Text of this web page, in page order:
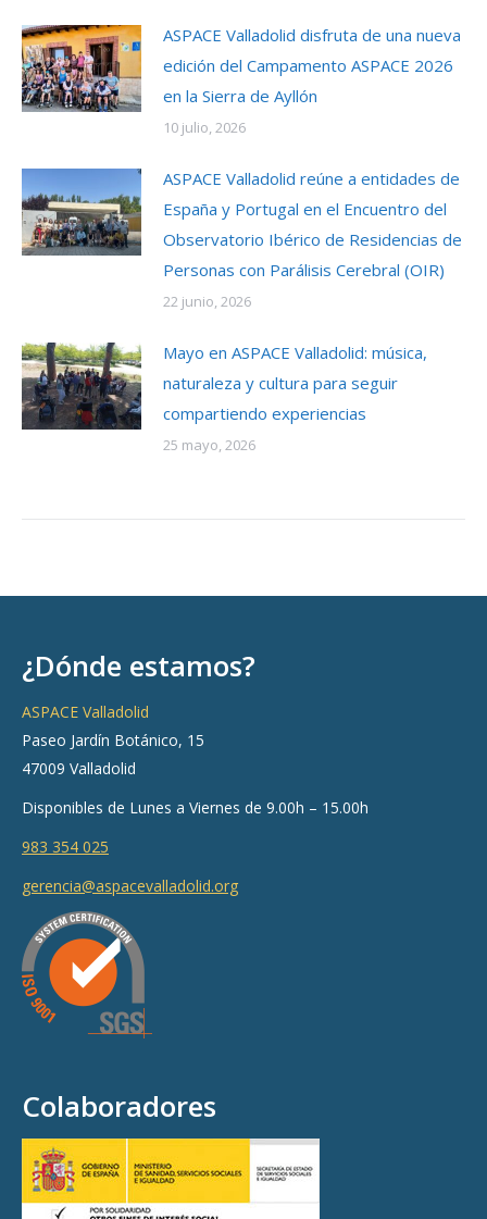
ASPACE Valladolid disfruta de una nueva
edición del Campamento ASPACE 2026
en la Sierra de Ayllón
10 julio, 2026
ASPACE Valladolid reúne a entidades de
España y Portugal en el Encuentro del
Observatorio Ibérico de Residencias de
Personas con Parálisis Cerebral (OIR)
22 junio, 2026
Mayo en ASPACE Valladolid: música,
naturaleza y cultura para seguir
compartiendo experiencias
25 mayo, 2026
¿Dónde estamos?
ASPACE Valladolid
Paseo Jardín Botánico, 15
47009 Valladolid
Disponibles de Lunes a Viernes de 9.00h – 15.00h
983 354 025
gerencia@aspacevalladolid.org
Colaboradores